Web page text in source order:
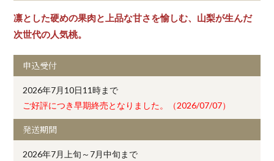
凛とした硬めの果肉と上品な甘さを愉しむ、山梨が生んだ
次世代の人気桃。
申込受付
2026年7月10日11時まで
ご好評につき早期終売となりました。（2026/07/07）
発送期間
2026年7月上旬～7月中旬まで